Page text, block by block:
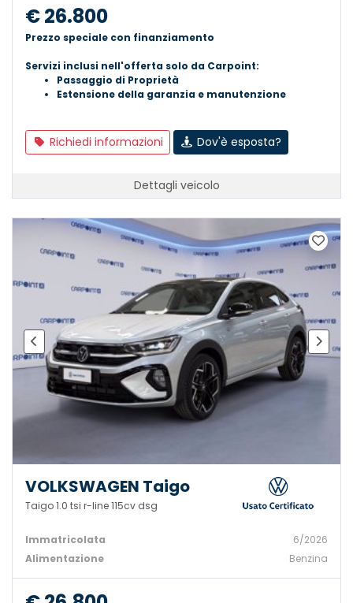
€ 26.800
Prezzo speciale con finanziamento
Servizi inclusi nell'offerta solo da Carpoint:
Passaggio di Proprietà
Estensione della garanzia e manutenzione
Richiedi informazioni Dov'è esposta?
Dettagli veicolo
VOLKSWAGEN Taigo
Taigo 1.0 tsi r-line 115cv dsg
Immatricolata
6/2026
Alimentazione
Benzina